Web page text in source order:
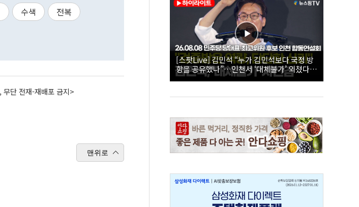
수색
전복
단 전재-재배포 금지>
맨위로
[스팟Live] 김민석 “누가 김민석보다 국정 방
향을 공유했나”…인천서 ‘대체불가’ 외쳤다 |
26.08.08 더불어민주당 당대표·최고위원 후